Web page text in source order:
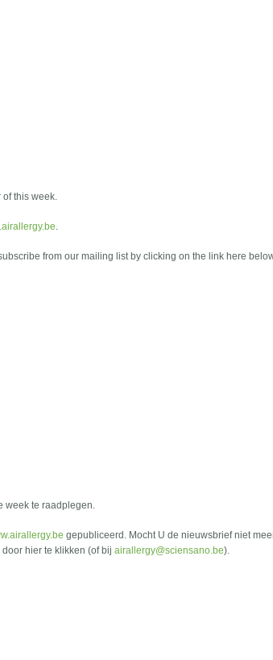
of this week.
.
from our mailing list by clicking on the link here
week te raadplegen.
gepubliceerd. Mocht U de nieuwsbrief niet
door hier te klikken (of bijairallergy@sciensano.be).